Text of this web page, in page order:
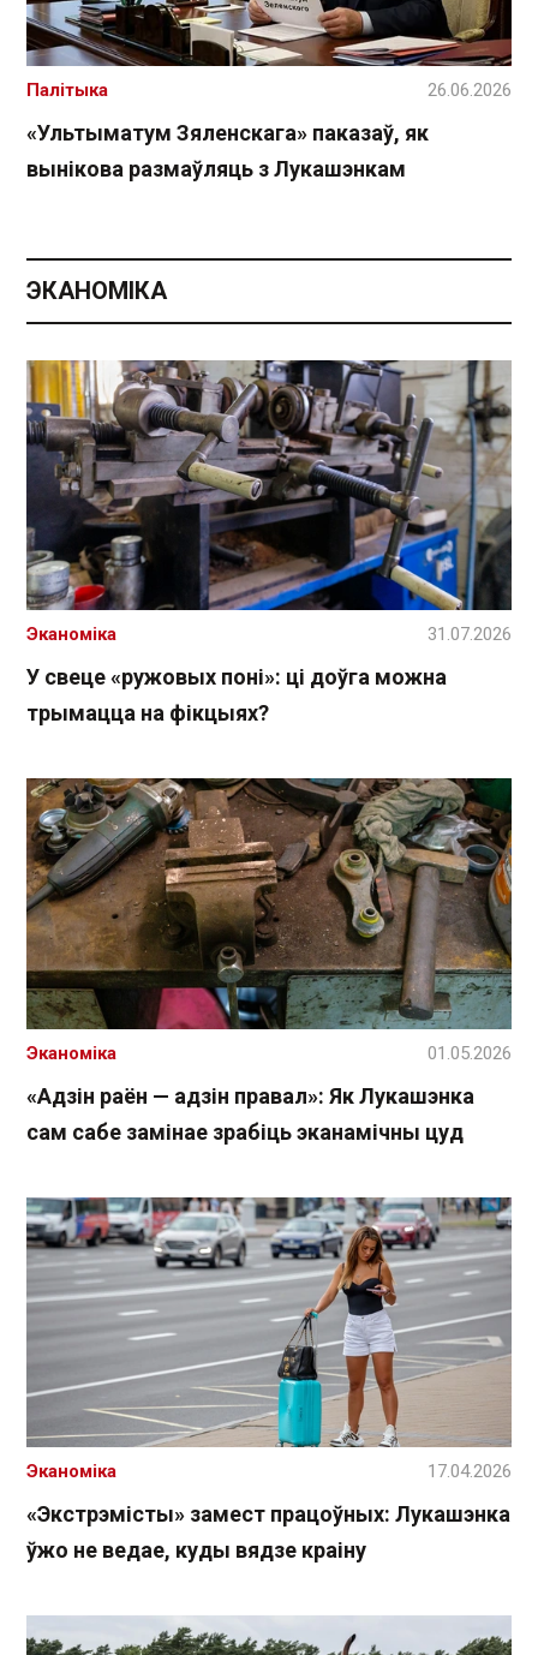
«Ультыматум Зяленскага» паказаў, як
вынікова размаўляць з Лукашэнкам
Палітыка 26.06.2026
ЭКАНОМІКА
У свеце «ружовых поні»: ці доўга можна
трымацца на фікцыях?
Эканоміка 31.07.2026
«Адзін раён — адзін правал»: Як Лукашэнка
сам сабе замінае зрабіць эканамічны цуд
Эканоміка 01.05.2026
«Экстрэмісты» замест працоўных: Лукашэнка
ўжо не ведае, куды вядзе краіну
Эканоміка 17.04.2026